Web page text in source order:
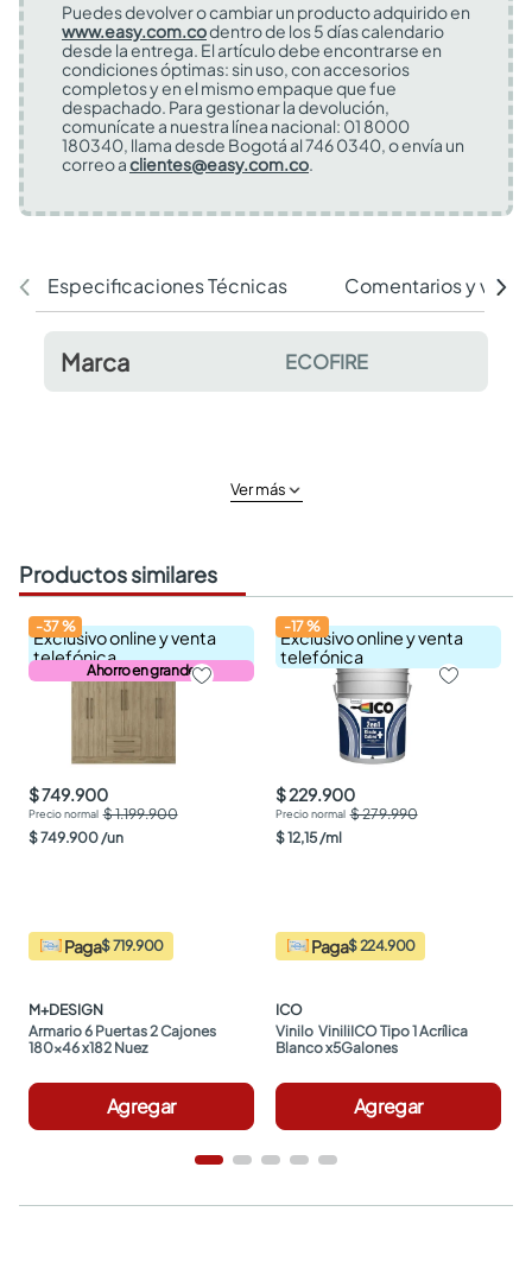
Puedes devolver o cambiar un producto adquirido en
www.easy.com.codentro de los 5 días calendario
desde la entrega. El artículo debe encontrarse en
condiciones óptimas: sin uso, con accesorios
completos y en el mismo empaque que fue
despachado. Para gestionar la devolución,
comunícate a nuestra línea nacional: 01 8000
180340, llama desde Bogotá al 746 0340, o envía un
correo aclientes@easy.com.co.
Especificaciones Técnicas Comentarios y
Marca ECOFIRE
Ver más
Productos similares
Exclusivo online y venta
telefónica
Ahorro en grande
-37%
$ 749.900
$ 1.199.900
$749.900 /un
Paga$ 719.900
M+DESIGN
Armario 6 Puertas 2 Cajones
180x46 x182 Nuez
Agregar
Exclusivo online y venta
telefónica
-17%
$ 229.900
$ 279.990
$12,15 /ml
Paga$ 224.900
ICO
Vinilo  ViniliICO Tipo 1 Acrílica
Blanco x5Galones
Agregar